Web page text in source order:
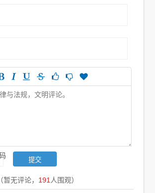
（暂无评论， 191 人围观）